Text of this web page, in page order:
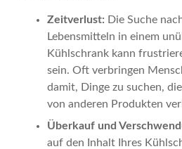
Zeitverlust: Die Suche
Lebensmitteln in einem
Kühlschrank kann
sein. Oft verbringen
damit, Dinge zu suchen,
von anderen Produkten
Überkauf und
auf den Inhalt Ihres